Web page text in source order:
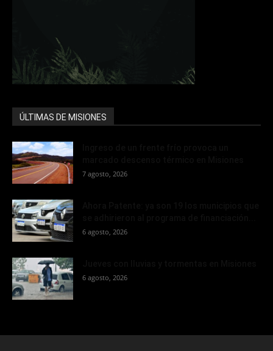
ÚLTIMAS DE MISIONES
7 agosto, 2026
6 agosto, 2026
6 agosto, 2026